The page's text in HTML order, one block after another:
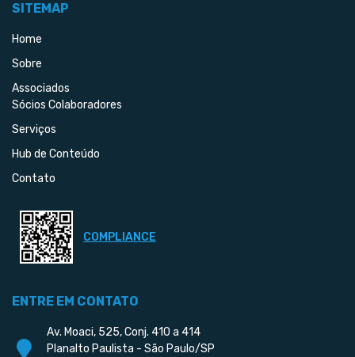
SITEMAP
Home
Sobre
Associados
Sócios Colaboradores
Serviços
Hub de Conteúdo
Contato
COMPLIANCE
ENTRE EM CONTATO
Av. Moaci, 525, Conj. 410 a 414
Planalto Paulista - São Paulo/SP